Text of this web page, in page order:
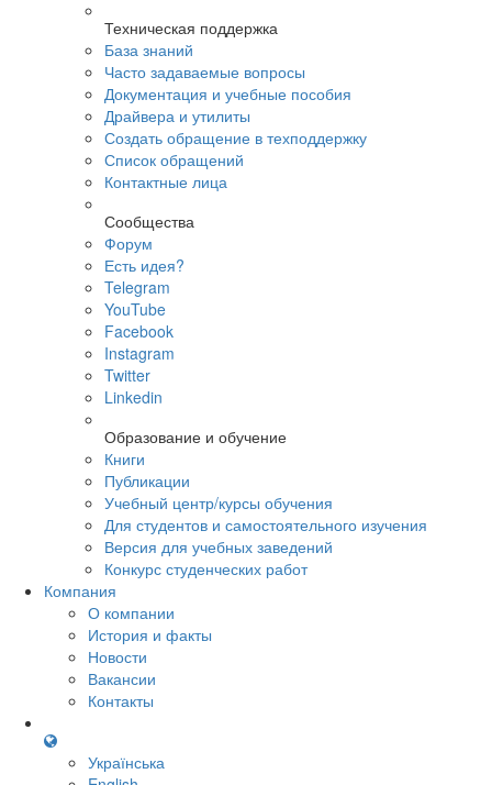
Техническая поддержка
База знаний
Часто задаваемые вопросы
Документация и учебные пособия
Драйвера и утилиты
Создать обращение в техподдержку
Список обращений
Контактные лица
Сообщества
Форум
Есть идея?
Telegram
YouTube
Facebook
Instagram
Twitter
Linkedin
Образование и обучение
Книги
Публикации
Учебный центр/курсы обучения
Для студентов и самостоятельного изучения
Версия для учебных заведений
Конкурс студенческих работ
Компания
О компании
История и факты
Новости
Вакансии
Контакты
Українська